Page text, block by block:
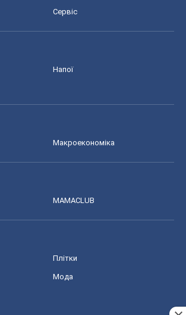
Сервіс
Напої
Макроекономіка
MAMACLUB
Плітки
Мода